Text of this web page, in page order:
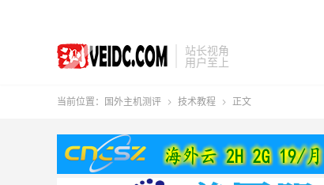
站长视角
用户至上
当前位置： 国外主机测评  技术教程  正文